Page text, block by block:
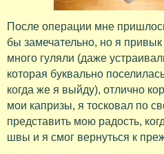
После операции мне
бы замечательно, но я
много гуляли (даже
которая буквально
когда же я выйду), отлично
мои капризы, я тосковал по
представить мою радость,
швы и я смог вернуться к